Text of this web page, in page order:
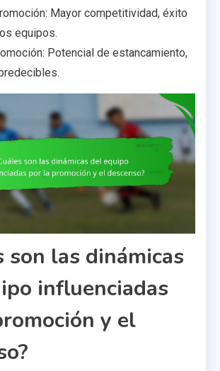
Mayor competitividad, éxito
equipos.
Potencial de estancamiento,
son las dinámicas
influenciadas
y el